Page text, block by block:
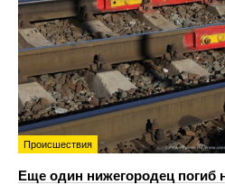
Происшествия
Еще один нижегородец погиб